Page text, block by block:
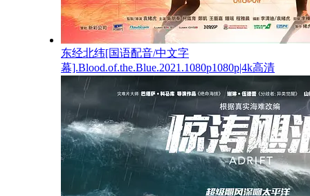
东经北纬[国语配音/中文字
幕].Blood.of.the.Blue.2021.1080p1080p|4k高清